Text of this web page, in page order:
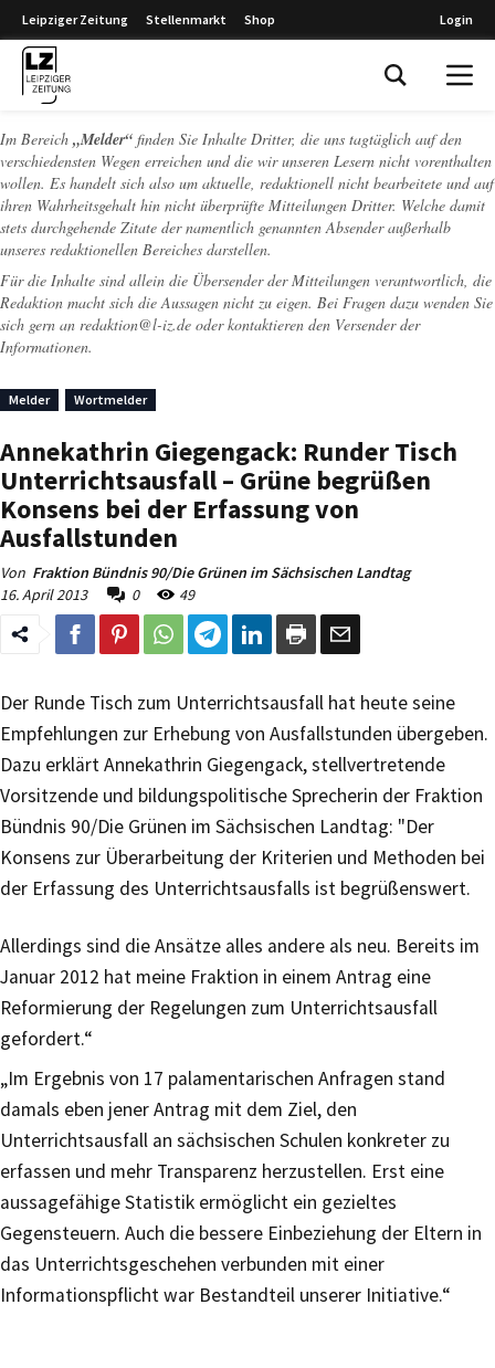
Leipziger Zeitung Stellenmarkt Shop Login
Im Bereich „Melder“ finden Sie Inhalte Dritter, die uns tagtäglich auf den
verschiedensten Wegen erreichen und die wir unseren Lesern nicht vorenthalten
wollen. Es handelt sich also um aktuelle, redaktionell nicht bearbeitete und auf
ihren Wahrheitsgehalt hin nicht überprüfte Mitteilungen Dritter. Welche damit
stets durchgehende Zitate der namentlich genannten Absender außerhalb
unseres redaktionellen Bereiches darstellen.
Für die Inhalte sind allein die Übersender der Mitteilungen verantwortlich, die
Redaktion macht sich die Aussagen nicht zu eigen. Bei Fragen dazu wenden Sie
sich gern an redaktion@l-iz.de oder kontaktieren den Versender der
Informationen.
Melder Wortmelder
Annekathrin Giegengack: Runder Tisch
Unterrichtsausfall – Grüne begrüßen
Konsens bei der Erfassung von
Ausfallstunden
Von Fraktion Bündnis 90/Die Grünen im Sächsischen Landtag
16. April 2013
0 49
Der Runde Tisch zum Unterrichtsausfall hat heute seine
Empfehlungen zur Erhebung von Ausfallstunden übergeben.
Dazu erklärt Annekathrin Giegengack, stellvertretende
Vorsitzende und bildungspolitische Sprecherin der Fraktion
Bündnis 90/Die Grünen im Sächsischen Landtag: "Der
Konsens zur Überarbeitung der Kriterien und Methoden bei
der Erfassung des Unterrichtsausfalls ist begrüßenswert.
Allerdings sind die Ansätze alles andere als neu. Bereits im
Januar 2012 hat meine Fraktion in einem Antrag eine
Reformierung der Regelungen zum Unterrichtsausfall
gefordert.“
„Im Ergebnis von 17 palamentarischen Anfragen stand
damals eben jener Antrag mit dem Ziel, den
Unterrichtsausfall an sächsischen Schulen konkreter zu
erfassen und mehr Transparenz herzustellen. Erst eine
aussagefähige Statistik ermöglicht ein gezieltes
Gegensteuern. Auch die bessere Einbeziehung der Eltern in
das Unterrichtsgeschehen verbunden mit einer
Informationspflicht war Bestandteil unserer Initiative.“